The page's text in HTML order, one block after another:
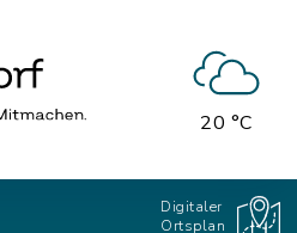
20 °C
Digitaler
Ortsplan